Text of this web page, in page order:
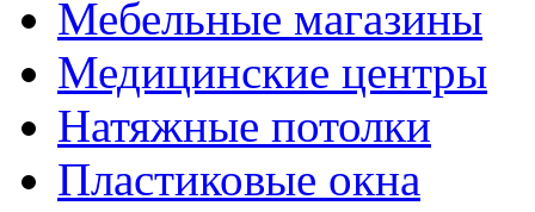
Мебельные магазины
Медицинские центры
Натяжные потолки
Пластиковые окна